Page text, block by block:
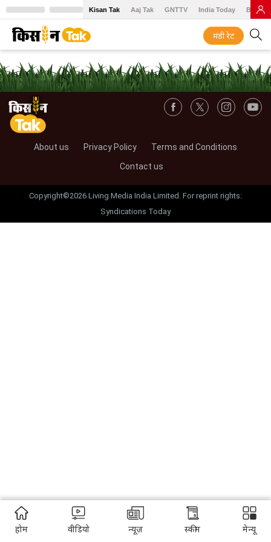
Kisan Tak Aaj Tak GNTTV India Today BT
मंडी रेट
About us Privacy Policy
Terms and Conditions
Contact us
Copyright©2026 Living Media India Limited. For reprint rights:
Syndications Today
होम वीडियो न्यूज़ स्कीम मेन्यू